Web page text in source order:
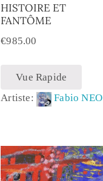
HISTOIRE ET
FANTÔME
€985.00
Vue Rapide
Artiste:
Fabio NEO